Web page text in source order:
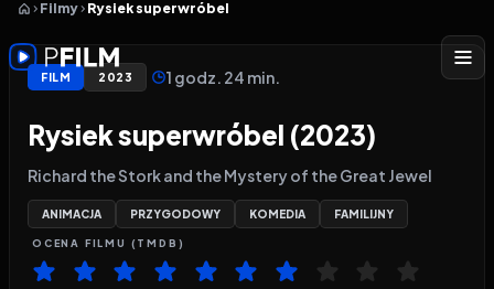
Filmy Rysiek superwróbel
FILM 2023 1 godz. 24 min.
Rysiek superwróbel (2023)
Richard the Stork and the Mystery of the Great Jewel
ANIMACJA PRZYGODOWY KOMEDIA FAMILIJNY
OCENA FILMU (TMDB)